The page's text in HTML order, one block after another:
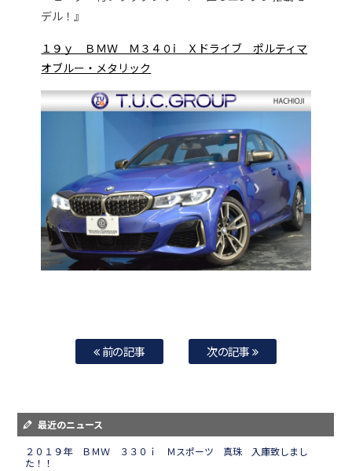
会社概要
デル！』
１９ｙ ＢＭＷ Ｍ３４０ⅰ Ｘドライブ ポルティマ
オブルー・メタリック
前の記事 次の記事
最近のニュース
２０１９年 ＢＭＷ ３３０ｉ Ｍスポーツ 真珠 入庫致しまし
た！！